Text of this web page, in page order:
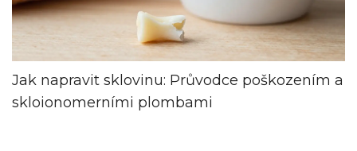
Jak napravit sklovinu: Průvodce poškozením a
skloionomerními plombami